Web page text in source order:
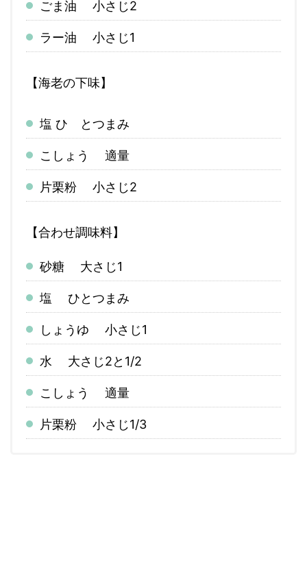
ごま油 小さじ2
ラー油 小さじ1
【海老の下味】
塩 ひ とつまみ
こしょう 適量
片栗粉 小さじ2
【合わせ調味料】
砂糖 大さじ1
塩 ひとつまみ
しょうゆ 小さじ1
水 大さじ2と1/2
こしょう 適量
片栗粉 小さじ1/3